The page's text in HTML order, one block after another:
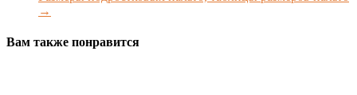
→
Вам также понравится